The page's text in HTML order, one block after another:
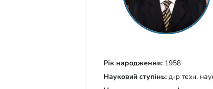
Рік народження:1958
Науковий ступінь:д-р техн.